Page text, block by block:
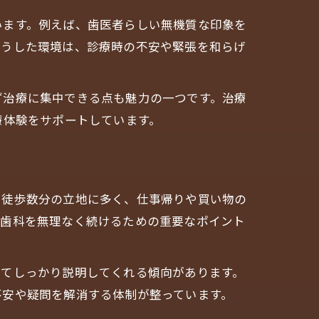
す。例えば、歯医者らしい無機質な印象を
した環境は、診療時の不安や緊張を和らげ
療に集中できる点も魅力の一つです。治療
験をサポートしています。
歩数分の立地に多く、仕事帰りや買い物の
科を無理なく続けるための重要なポイント
っかり説明してくれる傾向があります。
疑問を解消する体制が整っています。